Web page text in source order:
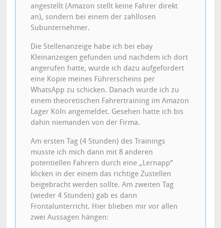
angestellt (Amazon stellt keine Fahrer direkt
an), sondern bei einem der zahllosen
Subunternehmer.
Die Stellenanzeige habe ich bei ebay
Kleinanzeigen gefunden und nachdem ich dort
angerufen hatte, wurde ich dazu aufgefordert
eine Kopie meines Führerscheins per
WhatsApp zu schicken. Danach wurde ich zu
einem theoretischen Fahrertraining im Amazon
Lager Köln angemeldet. Gesehen hatte ich bis
dahin niemanden von der Firma.
Am ersten Tag (4 Stunden) des Trainings
musste ich mich dann mit 8 anderen
potentiellen Fahrern durch eine „Lernapp“
klicken in der einem das richtige Zustellen
beigebracht werden sollte. Am zweiten Tag
(wieder 4 Stunden) gab es dann
Frontalunterricht. Hier blieben mir vor allen
zwei Aussagen hängen: